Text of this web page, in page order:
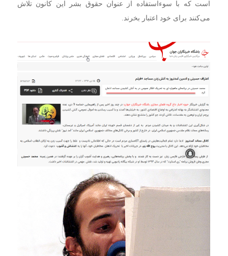
است که با سوءاستفاده از عنوان حقوق بشر این کانون تلاش
می‌کنند برای خود اعتبار بخرند.